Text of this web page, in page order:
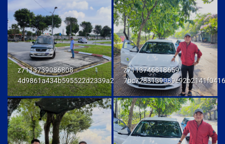
z7113739086808
4d9861a434b595522d2339a23458e048
z7113746818659